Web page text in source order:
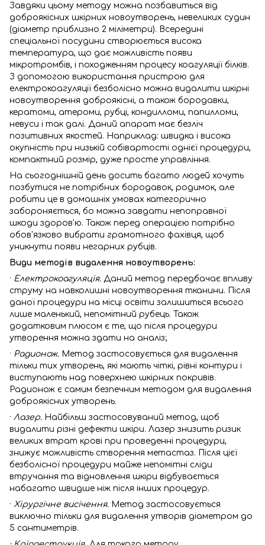
Завдяки цьому методу можна позбавиться від
доброякісних шкірних новоутворень, невеликих судин
(діаметр приблизно 2 міліметри). Всередині
спеціальної посудини створюється висока
температура, що дає можливість появи
мікротромбів, і походженням процесу коагуляції білків.
З допомогою використання пристрою для
електрокоагуляції безболісно можна видалити шкірні
новоутворення доброякісні, а також бородавки,
кератоми, атероми, рубці, кондилломи, папилломи,
невуси і так далі. Даний апарат має безліч
позитивних якостей. Наприклад: швидка і висока
окупність при низькій собівартості однієї процедури,
компактний розмір, дуже просте управління.
На сьогоднішній день досить багато людей хочуть
позбутися не потрібних бородавок, родимок, але
робити це в домашніх умовах категорично
забороняється, бо можна завдати непоправної
шкоди здоров'ю. Також перед операцією потрібно
обов'язково вибрати грамотного фахівця, щоб
уникнути появи негарних рубців.
Види методів видалення новоутворень:
· Електрокоагуляція. Даний метод передбачає впливу
струму на навколишні новоутворення тканини. Після
даної процедури на місці освіти залишиться всього
лише маленький, непомітний рубець. Також
додатковим плюсом є те, що після процедури
утворення можна здати на аналіз;
· Радионож. Метод застосовується для видалення
тільки тих утворень, які мають чіткі, рівні контури і
виступають над поверхнею шкірних покривів.
Радионож є самим безпечним методом для видалення
доброякісних утворень.
· Лазер. Найбільш застосовуваний метод, щоб
видалити різні дефекти шкіри. Лазер знизить ризик
великих втрат крові при проведенні процедури,
знижує можливість створення метастаз. Після цієї
безболісної процедури майже непомітні сліди
втручання та відновлення шкіри відбувається
набагато швидше ніж після інших процедур.
· Хірургічне висічення. Метод застосовується
виключно тільки для видалення утворів діаметром до
5 сантиметрів.